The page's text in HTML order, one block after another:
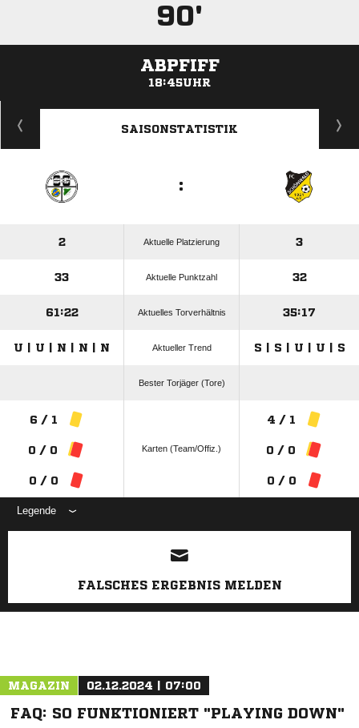
90'
ABPFIFF
18:45UHR
ANZEIGE
SAISONSTATISTIK
:
2 Aktuelle Platzierung 3
33 Aktuelle Punktzahl 32
61:22 Aktuelles Torverhältnis 35:17
U | U | N | N | N Aktueller Trend S | S | U | U | S
Bester Torjäger (Tore)
6 / 1
0 / 0
0 / 0
Karten (Team/Offiz.)
4 / 1
0 / 0
0 / 0
Legende
ANZEIGE
FALSCHES ERGEBNIS MELDEN
MAGAZIN 02.12.2024 | 07:00
FAQ: SO FUNKTIONIERT "PLAYING DOWN"